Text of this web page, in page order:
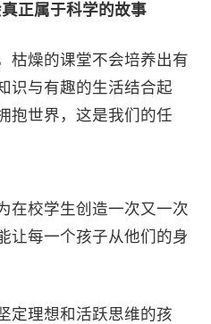
正属于科学的故事
燥的课堂不会培养出有
识与有趣的生活结合起
抱世界，这是我们的任
校学生创造一次又一次
让每一个孩子从他们的身
理想和活跃思维的孩